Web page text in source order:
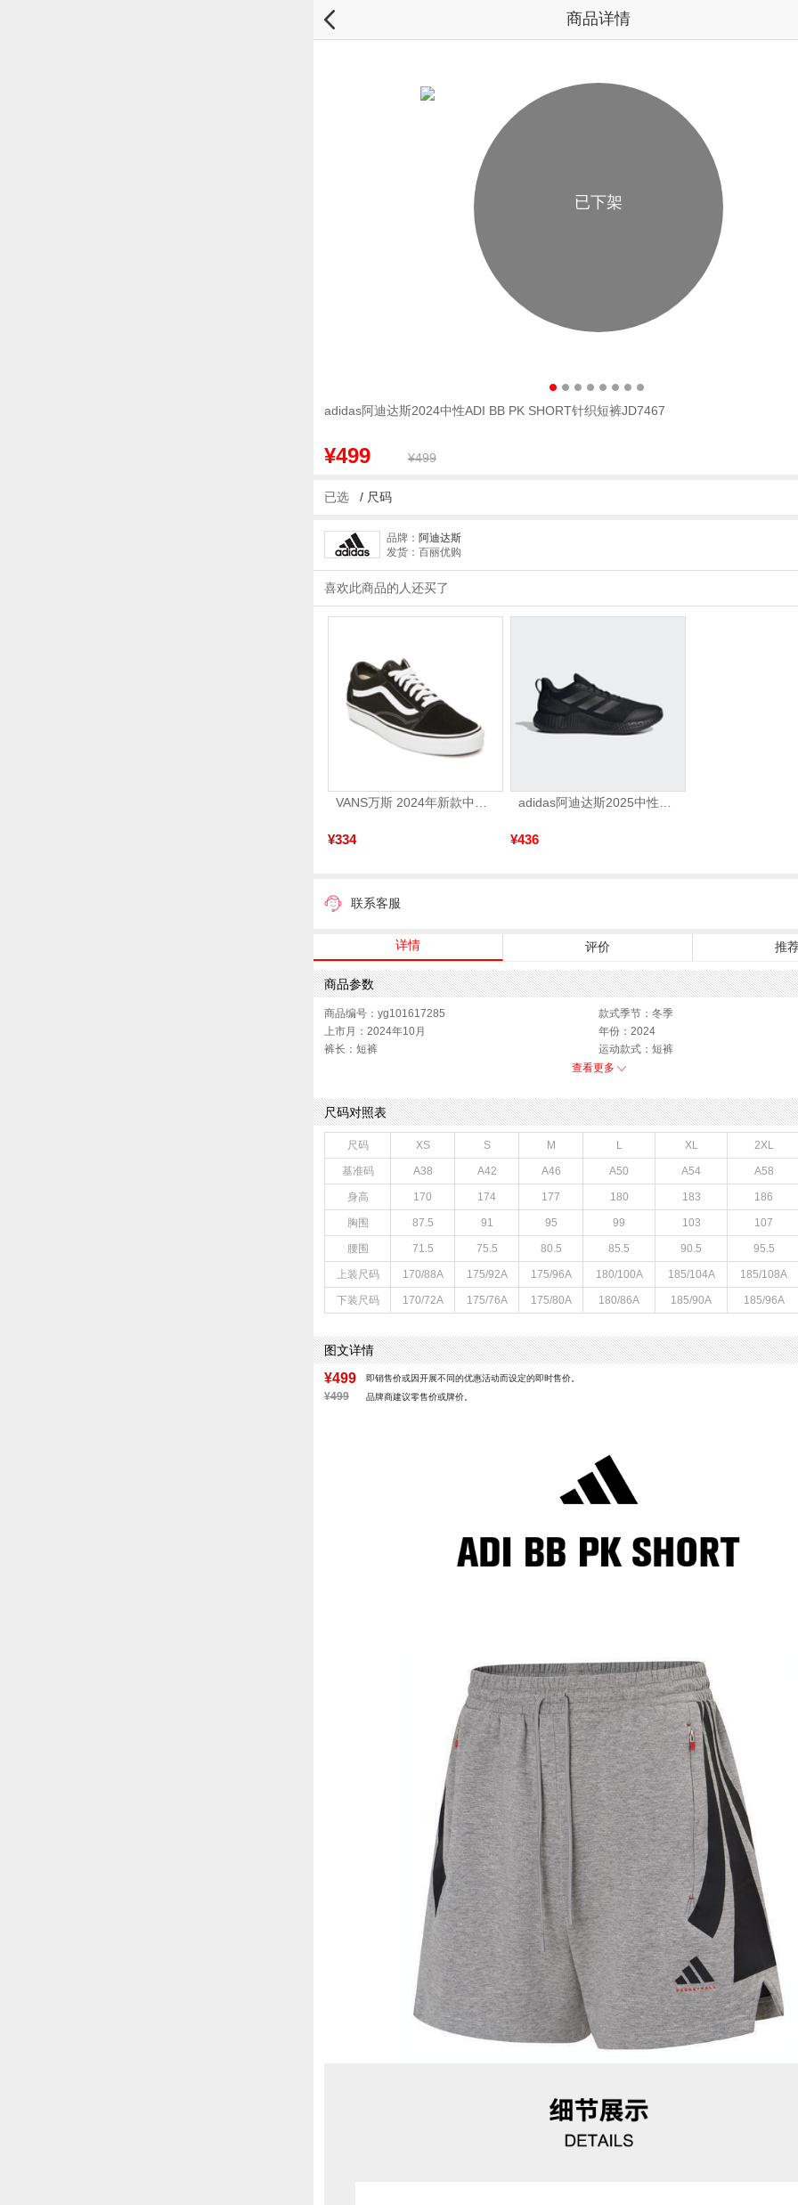
商品详情
已下架
adidas阿迪达斯2024中性ADI BB PK SHORT针织短裤JD7467
¥499 ¥499
已选 / 尺码
品牌： 阿迪达斯
发货：百丽优购
喜欢此商品的人还买了
¥334 ¥436
联系客服
详情 评价 推
商品参数
商品编号：yg101617285
款式季节：冬季
上市月：2024年10月
年份：2024
裤长：短裤
运动款式：短裤
销售季：24Q4
上市时间：2024年冬季
面料材质：聚酯纤维
色系：灰色
查看更多
尺码对照表
尺码 XS S M L XL 2XL
基准码 A38 A42 A46 A50 A54 A58
身高 170 174 177 180 183 186
胸围 87.5 91 95 99 103 107
腰围 71.5 75.5 80.5 85.5 90.5 95.5
上装尺码 170/88A 175/92A 175/96A 180/100A 185/104A 185/108A
下装尺码 170/72A 175/76A 175/80A 180/86A 185/90A 185/96A
图文详情
¥499 即销售价或因开展不同的优惠活动而设定的即时售价。
¥499 品牌商建议零售价或牌价。